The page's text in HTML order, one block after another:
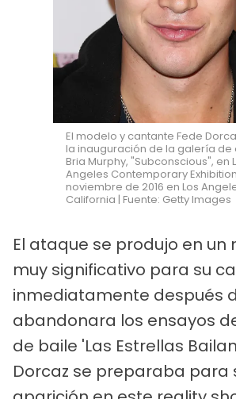
El modelo y cantante Fede
la inauguración de la galería de
Bria Murphy, "Subconscious", en
Angeles Contemporary
noviembre de 2016 en Los
California | Fuente: Getty Images
El ataque se produjo en un
muy significativo para su
inmediatamente después
abandonara los ensayos
de baile 'Las Estrellas
Dorcaz se preparaba para